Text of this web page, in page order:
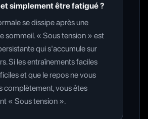
simplement être fatigué ?
se dissipe après une
sommeil. « Sous tension » est
qui s'accumule sur
Si les entraînements faciles
et que le repos ne vous
complètement, vous êtes
« Sous tension ».